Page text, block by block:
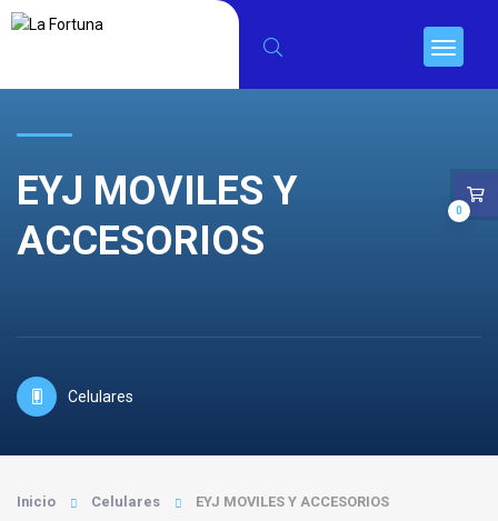
EYJ MOVILES Y
ACCESORIOS
Celulares
Inicio Celulares EYJ MOVILES Y ACCESORIOS
0